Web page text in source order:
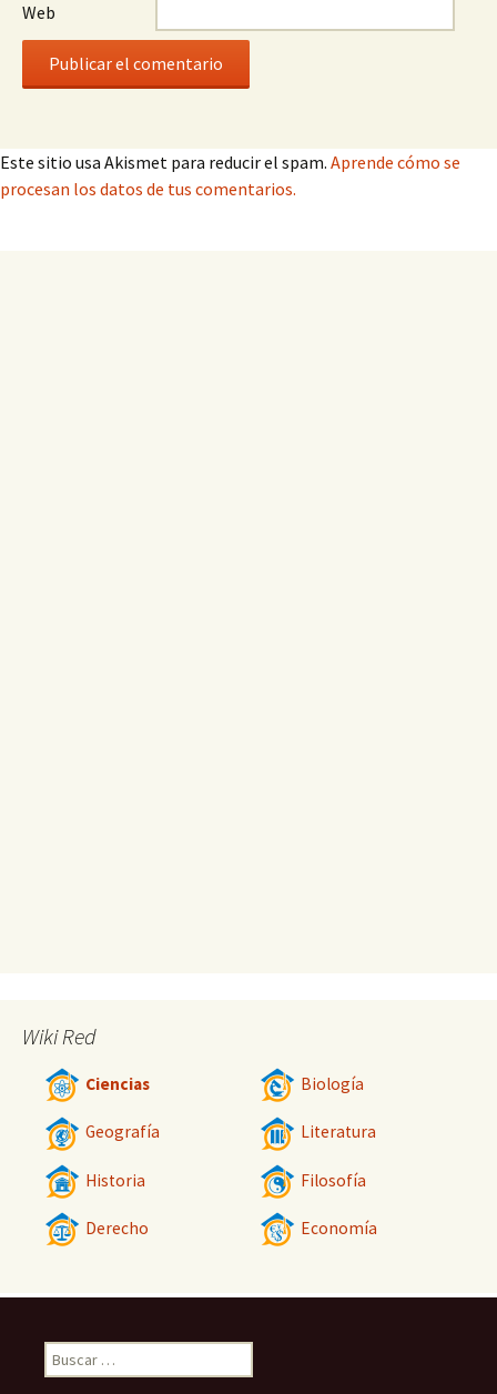
Web
Este sitio usa Akismet para reducir el spam. Aprende cómo se
procesan los datos de tus comentarios.
Wiki Red
Ciencias Biología
Geografía Literatura
Historia Filosofía
Derecho Economía
Buscar: